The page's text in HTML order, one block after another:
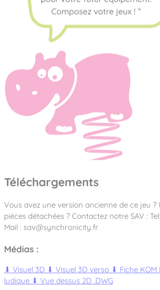
Téléchargements
Vous avez une version ancienne de ce jeu ?
pièces détachées ? Contactez notre SAV :
Mail : sav@synchronicity.fr
Médias :
⬇ Visuel 3D ⬇ Visuel 3D verso ⬇ Fiche KOM
ludique ⬇ Vue dessus 2D .DWG